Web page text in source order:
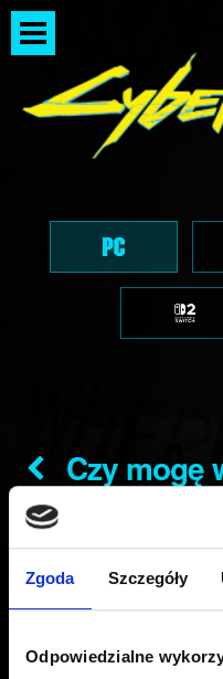
Zgoda Szczegóły
Odpowiedzialne
Czy mogę wykorzystać kod z
edycji
platformie?